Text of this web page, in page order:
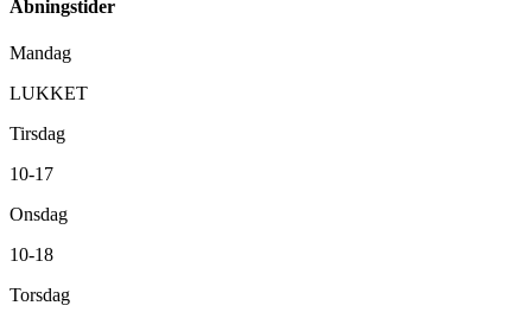
Åbningstider
Mandag
LUKKET
Tirsdag
10-17
Onsdag
10-18
Torsdag